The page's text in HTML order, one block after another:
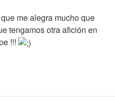
me alegra mucho que
tengamos otra afición en
!!!